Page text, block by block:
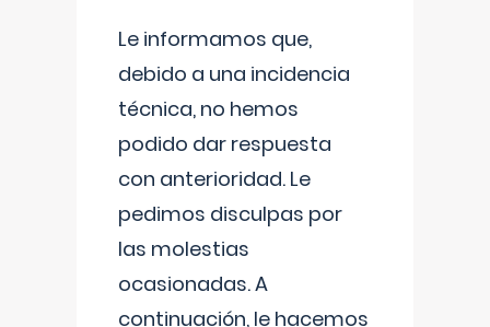
Le informamos que,
debido a una incidencia
técnica, no hemos
podido dar respuesta
con anterioridad. Le
pedimos disculpas por
las molestias
ocasionadas. A
continuación, le hacemos